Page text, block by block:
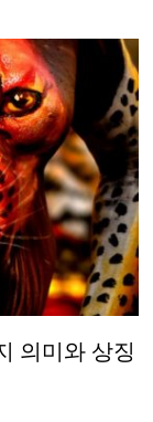
의미와 상징